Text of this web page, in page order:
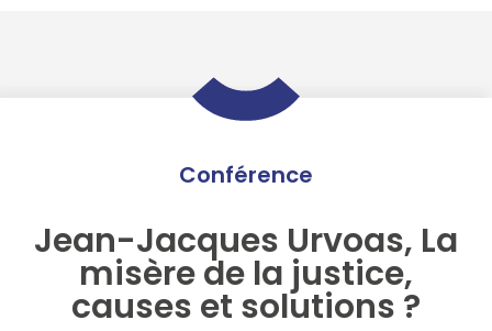
Conférence
Jean-Jacques Urvoas, La
misère de la justice,
causes et solutions ?